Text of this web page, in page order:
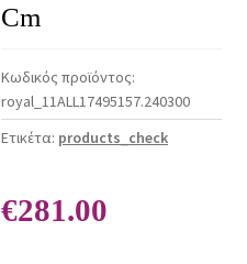
Cm
Κωδικός προϊόντος:
royal_11ALL17495157.240300
Ετικέτα: products_check
€281.00